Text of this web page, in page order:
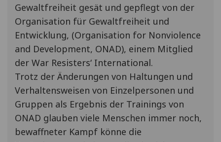
Gewaltfreiheit gesät und gepflegt von der
Organisation für Gewaltfreiheit und
Entwicklung, (Organisation for Nonviolence
and Development, ONAD), einem Mitglied
der War Resisters‘ International.
Trotz der Änderungen von Haltungen und
Verhaltensweisen von Einzelpersonen und
Gruppen als Ergebnis der Trainings von
ONAD glauben viele Menschen immer noch,
bewaffneter Kampf könne die